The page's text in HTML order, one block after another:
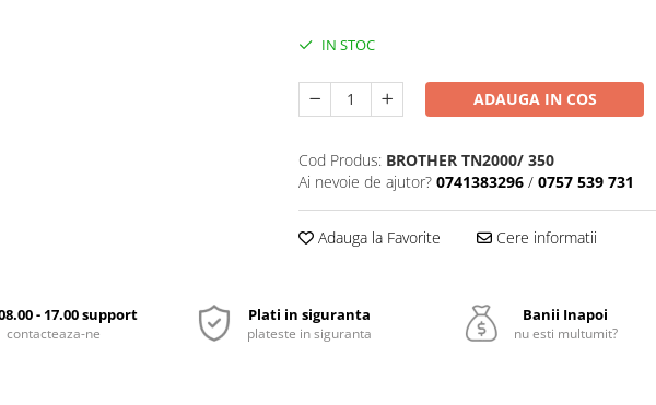
IN STOC
ADAUGA IN COS
Cod Produs: BROTHER TN2000/ 350
Ai nevoie de ajutor? 0741383296 / 0757 539 731
Adauga la Favorite Cere informatii
- 17.00 support
contacteaza-ne
Plati in siguranta
plateste in siguranta
Banii Inapoi
nu esti multumit?